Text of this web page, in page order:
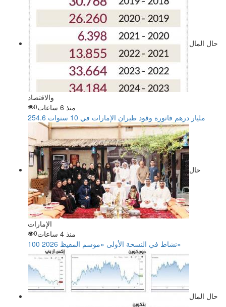
حال المال
والاقتصاد
منذ 6 ساعات
0
254.6 مليار درهم فاتورة وقود طيران الإمارات في 10 سنوات
حال
الإمارات
منذ 4 ساعات
0
100 نشاط في النسخة الأولى «موسم المقيظ 2026»
حال المال